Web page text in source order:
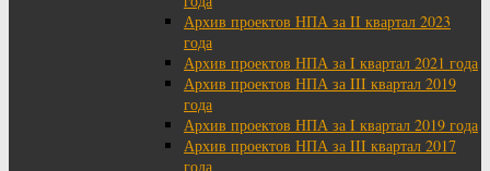
Архив проектов НПА за II квартал 2023
года
Архив проектов НПА за I квартал 2021 года
Архив проектов НПА за III квартал 2019
года
Архив проектов НПА за I квартал 2019 года
Архив проектов НПА за III квартал 2017
года